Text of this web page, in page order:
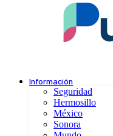
Información
Seguridad
Hermosillo
México
Sonora